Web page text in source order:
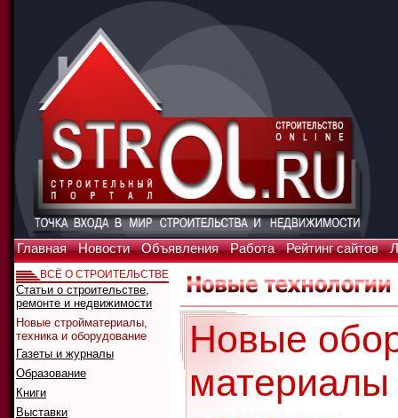
Главная Новости Объявления Работа Рейтинг сайтов
Новые
материалы
ВСЁ О СТРОИТЕЛЬСТВЕ
Статьи о строительстве,
ремонте и недвижимости
Новые стройматериалы,
техника и оборудование
Газеты и журналы
Образование
Книги
Выставки